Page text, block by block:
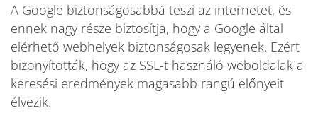
A Google biztonságosabbá teszi az internetet, és
ennek nagy része biztosítja, hogy a Google által
elérhető webhelyek biztonságosak legyenek. Ezért
bizonyították, hogy az SSL-t használó weboldalak a
keresési eredmények magasabb rangú előnyeit
élvezik.